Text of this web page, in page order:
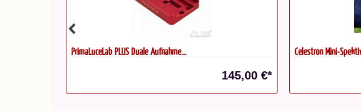
Celestron Mini-Spektiv...
499,00 €*
Deep Sky Reiseführer